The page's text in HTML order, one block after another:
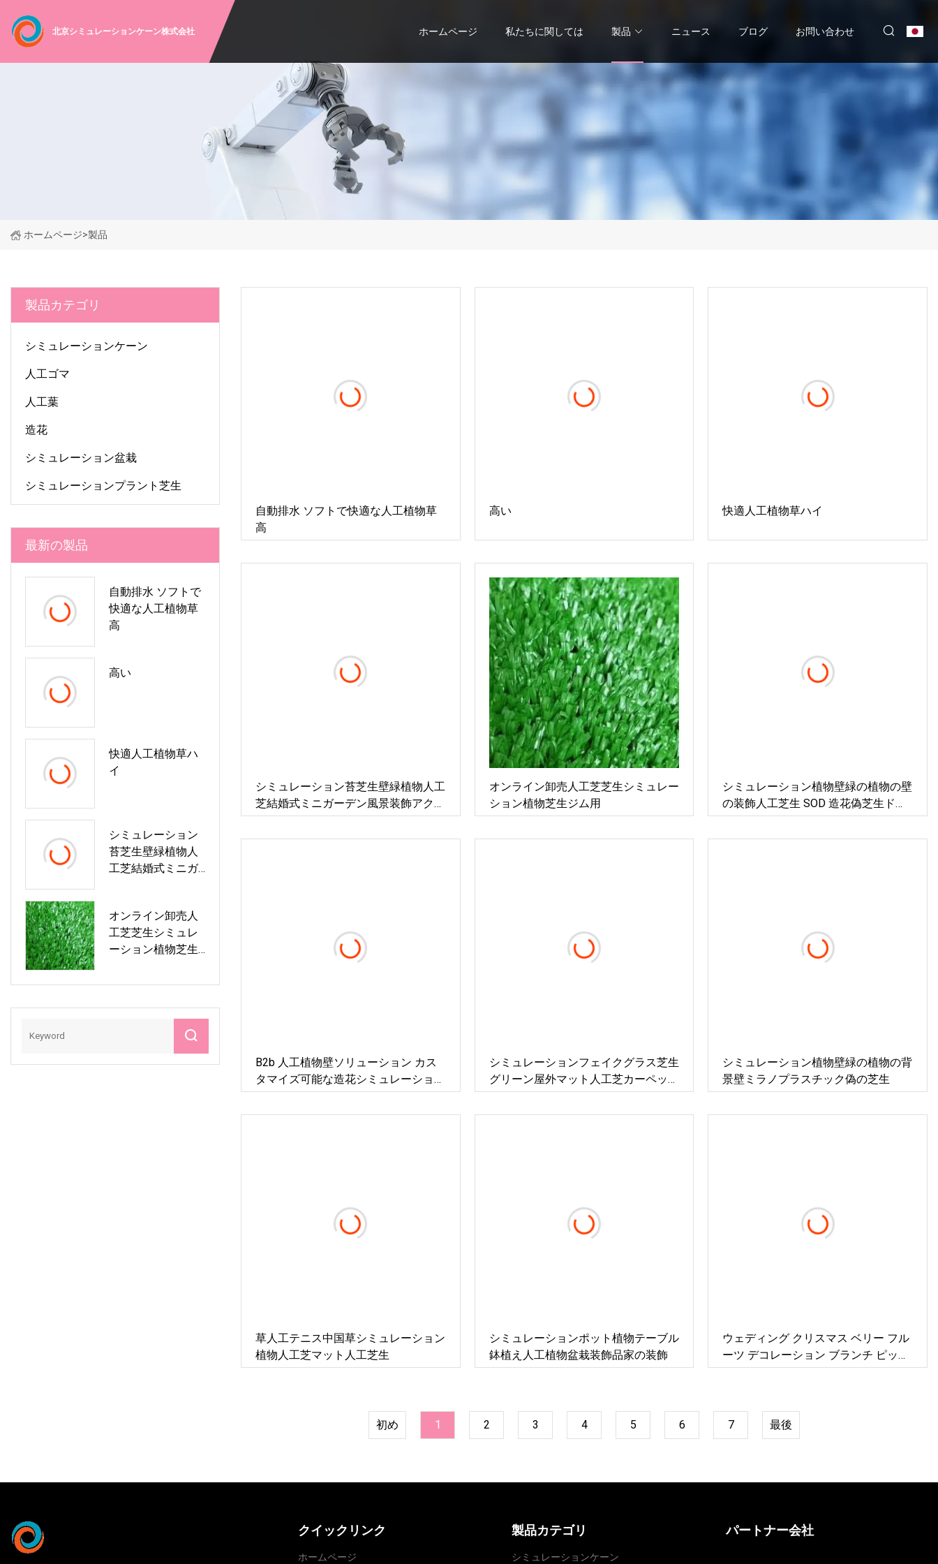
北京シミュレーションケーン株式会社 ホームページ 私たちに関しては 製品 ニュース ブログ お問い合わせ
ホームページ>製品
製品カテゴリ
シミュレーションケーン
人工ゴマ
人工葉
造花
シミュレーション盆栽
シミュレーションプラント芝生
最新の製品
自動排水 ソフトで
快適な人工植物草
高
高い
快適人工植物草ハ
イ
シミュレーション
苔芝生壁緑植物人
工芝結婚式ミニガ
オンライン卸売人
工芝芝生シミュレ
ーション植物芝生
自動排水 ソフトで快適な人工植物草
高
高い 快適人工植物草ハイ
シミュレーション苔芝生壁緑植物人工
芝結婚式ミニガーデン風景装飾アクセ
サリー人工芝
オンライン卸売人工芝芝生シミュレー
ション植物芝生ジム用
シミュレーション植物壁緑の植物の壁
の装飾人工芝生 SOD 造花偽芝生ドア
ヘッドバルコニー植物ミラノ/偽芝生
サプライヤー
B2b 人工植物壁ソリューション カス
タマイズ可能な造花シミュレーション
芝生
シミュレーションフェイクグラス芝生
グリーン屋外マット人工芝カーペット
裏庭合成造園芝
シミュレーション植物壁緑の植物の背
景壁ミラノプラスチック偽の芝生
草人工テニス中国草シミュレーション
植物人工芝マット人工芝生
シミュレーションポット植物テーブル
鉢植え人工植物盆栽装飾品家の装飾
ウェディング クリスマス ベリー フル
ーツ デコレーション ブランチ ピック
パーティー 造花
初め 1 2 3 4 5 6 7 最後
クイックリンク
ホームページ
製品カテゴリ
シミュレーションケーン
パートナー会社